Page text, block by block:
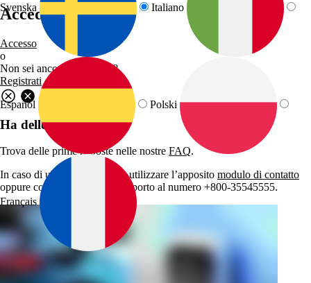
Svenska Italiano
Español Polski
Français
Accedi o registrati
Accesso
o
Non sei ancora un partner?
Registrati
Ha delle domande?
Trova delle prime risposte nelle nostre FAQ.
In caso di ulteriori dubbi può utilizzare l’apposito modulo di contatto
oppure contattare il nostro supporto al numero +800-35545555.